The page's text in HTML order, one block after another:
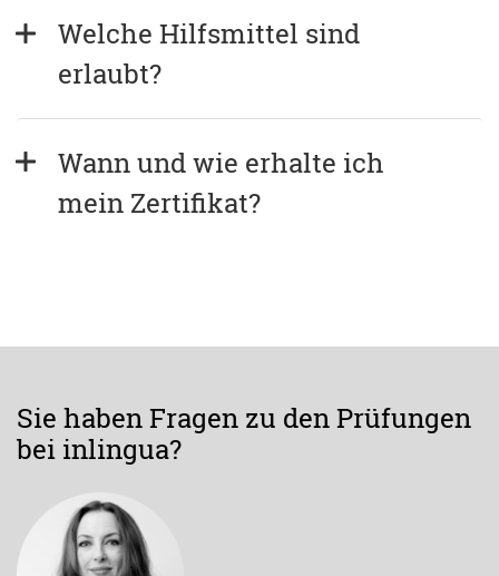
Welche Hilfsmittel sind
erlaubt?
Wann und wie erhalte ich
mein Zertifikat?
Sie haben Fragen zu den Prüfungen
bei inlingua?